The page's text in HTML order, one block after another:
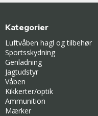
Kategorier
Luftvåben hagl og tilbehør
Sportsskydning
Genladning
Jagtudstyr
Våben
Kikkerter/optik
Ammunition
Mærker